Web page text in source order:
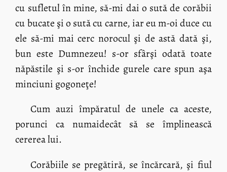
cu sufletul în mine, să-mi dai o sută de corăbii
cu bucate şi o sută cu carne, iar eu m-oi duce cu
ele să-mi mai cerc norocul şi de astă dată şi,
bun este Dumnezeu! s-or sfârşi odată toate
năpăstile şi s-or închide gurele care spun aşa
minciuni gogoneţe!
Cum auzi împăratul de unele ca aceste,
porunci ca numaidecât să se împlinească
cererea lui.
Corăbiile se pregătiră, se încărcară, şi fiul